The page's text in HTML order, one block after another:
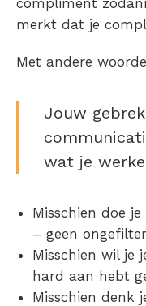
merkt dat je
Met andere
Jouw
wat je
Misschien doe
– geen
Misschien wil je
hard aan hebt
Misschien denk